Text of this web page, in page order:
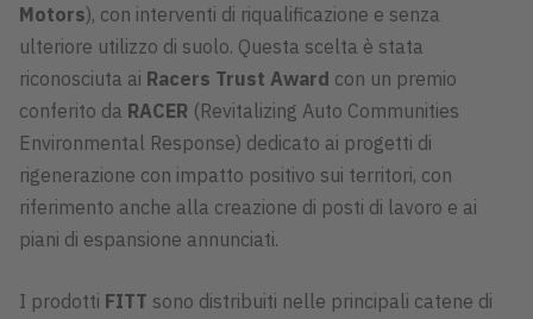
Motors), con interventi di riqualificazione e senza
ulteriore utilizzo di suolo. Questa scelta è stata
riconosciuta ai Racers Trust Award con un premio
conferito da RACER (Revitalizing Auto Communities
Environmental Response) dedicato ai progetti di
rigenerazione con impatto positivo sui territori, con
riferimento anche alla creazione di posti di lavoro e ai
piani di espansione annunciati.
I prodotti FITT sono distribuiti nelle principali catene di